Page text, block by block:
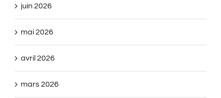
juin 2026
mai 2026
avril 2026
mars 2026